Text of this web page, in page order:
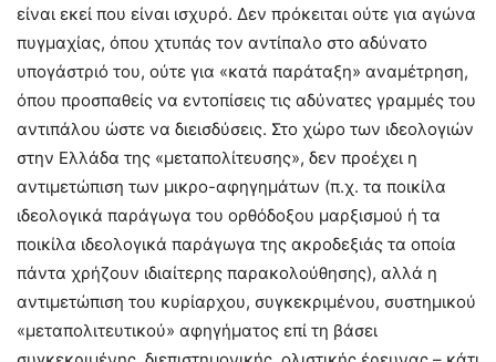
είναι εκεί που είναι ισχυρό. Δεν πρόκειται ούτε για αγώνα
πυγμαχίας, όπου χτυπάς τον αντίπαλο στο αδύνατο
υπογάστριό του, ούτε για «κατά παράταξη» αναμέτρηση,
όπου προσπαθείς να εντοπίσεις τις αδύνατες γραμμές του
αντιπάλου ώστε να διεισδύσεις. Στο χώρο των ιδεολογιών
στην Ελλάδα της «μεταπολίτευσης», δεν προέχει η
αντιμετώπιση των μικρο-αφηγημάτων (π.χ. τα ποικίλα
ιδεολογικά παράγωγα του ορθόδοξου μαρξισμού ή τα
ποικίλα ιδεολογικά παράγωγα της ακροδεξιάς τα οποία
πάντα χρήζουν ιδιαίτερης παρακολούθησης), αλλά η
αντιμετώπιση του κυρίαρχου, συγκεκριμένου, συστημικού
«μεταπολιτευτικού» αφηγήματος επί τη βάσει